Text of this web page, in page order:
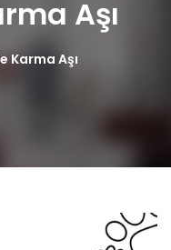
Aşı
Karma Aşı